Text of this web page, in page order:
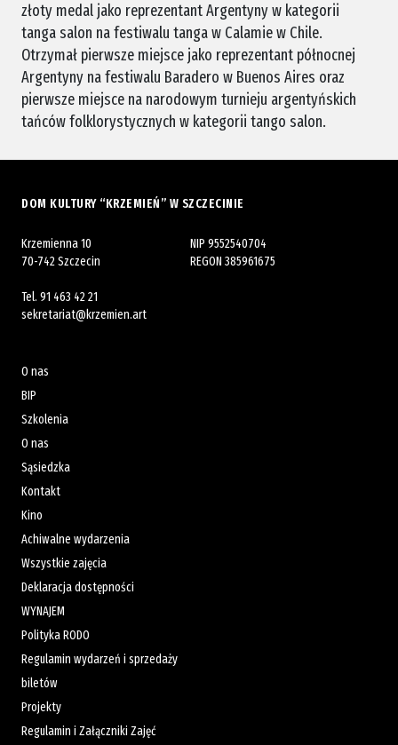
złoty medal jako reprezentant Argentyny w kategorii
tanga salon na festiwalu tanga w Calamie w Chile.
Otrzymał pierwsze miejsce jako reprezentant północnej
Argentyny na festiwalu Baradero w Buenos Aires oraz
pierwsze miejsce na narodowym turnieju argentyńskich
tańców folklorystycznych w kategorii tango salon.
DOM KULTURY “KRZEMIEŃ” W SZCZECINIE
Krzemienna 10
70-742 Szczecin
Tel. 91 463 42 21
sekretariat@krzemien.art
NIP 9552540704
REGON 385961675
O nas
BIP
Szkolenia
O nas
Sąsiedzka
Kontakt
Kino
Achiwalne wydarzenia
Wszystkie zajęcia
Deklaracja dostępności
WYNAJEM
Polityka RODO
Regulamin wydarzeń i sprzedaży
biletów
Projekty
Regulamin i Załączniki Zajęć